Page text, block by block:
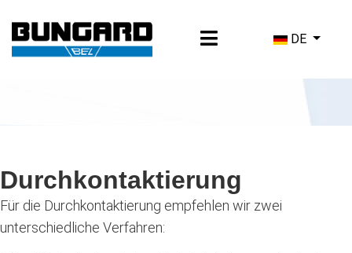
Sprache
DE
Durchkontaktierung
Für die Durchkontaktierung empfehlen wir zwei
unterschiedliche Verfahren: